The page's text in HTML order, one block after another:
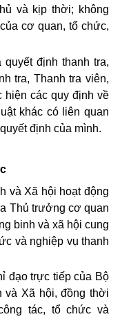
và kịp thời; không
cơ quan, tổ chức,
định thanh tra,
tra, Thanh tra viên,
hiện các quy định về
khác có liên quan
định của mình.
và Xã hội hoạt động
Thủ trưởng cơ quan
binh và xã hội cung
và nghiệp vụ thanh
đạo trực tiếp của Bộ
và Xã hội, đồng thời
tác, tổ chức và